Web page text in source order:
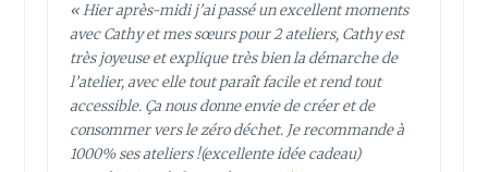
« Hier après-midi j’ai passé un excellent moments
avec Cathy et mes sœurs pour 2 ateliers, Cathy est
très joyeuse et explique très bien la démarche de
l’atelier, avec elle tout paraît facile et rend tout
accessible. Ça nous donne envie de créer et de
consommer vers le zéro déchet. Je recommande à
1000% ses ateliers !(excellente idée cadeau)